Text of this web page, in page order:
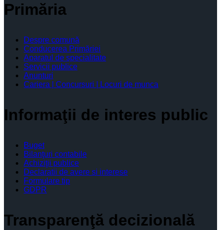
Primăria
Despre comună
Conducerea Primăriei
Aparatul de specialitate
Servicii publice
Anunturi
Cariera | Concursuri | Locuri de munca
Informaţii de interes public
Buget
Bilanţuri contabile
Achiziţii publice
Declaratii de avere si interese
Formulare tip
GDPR
Transparenţă decizională